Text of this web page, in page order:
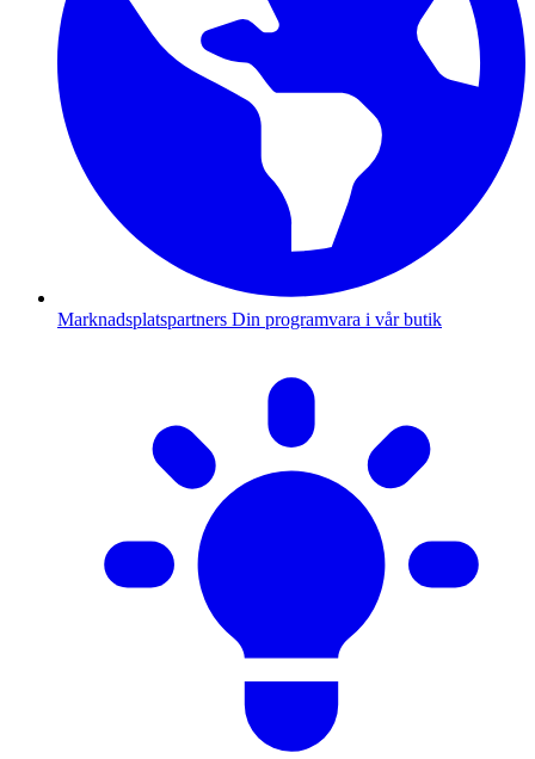
Marknadsplatspartners Din programvara i vår butik